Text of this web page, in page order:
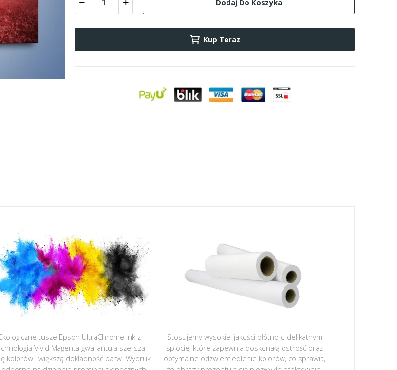
Dodaj Do Koszyka
Kup Teraz
tusze Epson UltraChrome Ink z
Vivid Magenta gwarantują szerszą
kolorów i większą dokładność barw. Wydruki
Stosujemy wysokiej jakości płótno o delikatnym
splocie, które zapewnia doskonałą ostrość oraz
optymalne odzwierciedlenie kolorów, co sprawia,